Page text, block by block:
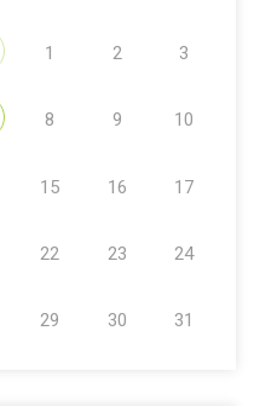
1 2 3
8 9 10
15 16 17
22 23 24
29 30 31